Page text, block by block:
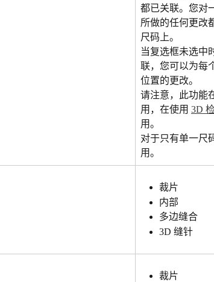
都已关联。您对
所做的任何更改
尺码上。
当复选框未选中
联，您可以为每
位置的更改。
请注意，此功能
用，在使用 3D
用。
对于只有单一尺
用。
裁片
内部
多边缝合
3D 缝针
裁片